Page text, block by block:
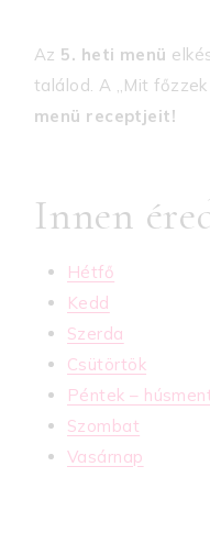
Az 5. heti menü
találod. A „Mit
menü receptjeit!
Innen
Hétfő
Kedd
Szerda
Csütörtök
Péntek –
Szombat
Vasárnap